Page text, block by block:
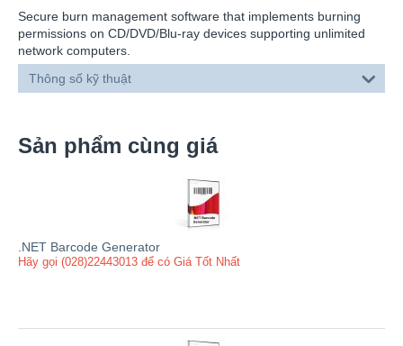
Secure burn management software that implements burning
permissions on CD/DVD/Blu-ray devices supporting unlimited
network computers.
Thông số kỹ thuật
Sản phẩm cùng giá
.NET Barcode Generator
Hãy gọi (028)22443013 để có Giá Tốt Nhất